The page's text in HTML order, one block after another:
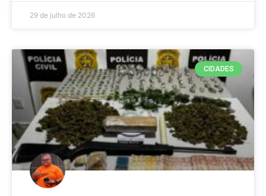
29 de julho de 2026
CIDADES